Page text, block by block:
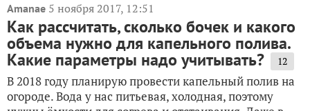
Amanae 5 ноября 2017, 12:51
Как рассчитать, сколько бочек и какого
объема нужно для капельного полива.
Какие параметры надо учитывать? 12
В 2018 году планирую провести капельный полив на
огороде. Вода у нас питьевая, холодная, поэтому